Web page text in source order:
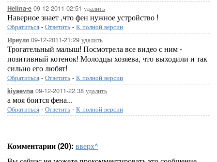
Helina-e 09-12-2011-02:51 удалить
Наверное знает ,что фен нужное устройство !
Обратиться - Ответить - К полной версии
Ирнуля 09-12-2011-21:29 удалить
Трогательный малыш! Посмотрела все видео с ним -
позитивный котенок! Молодцы хозяева, что выходили и так
сильно его любят!
Обратиться - Ответить - К полной версии
kiysevna 09-12-2011-22:38 удалить
а моя боится фена...
Обратиться - Ответить - К полной версии
Комментарии (20): вверх^